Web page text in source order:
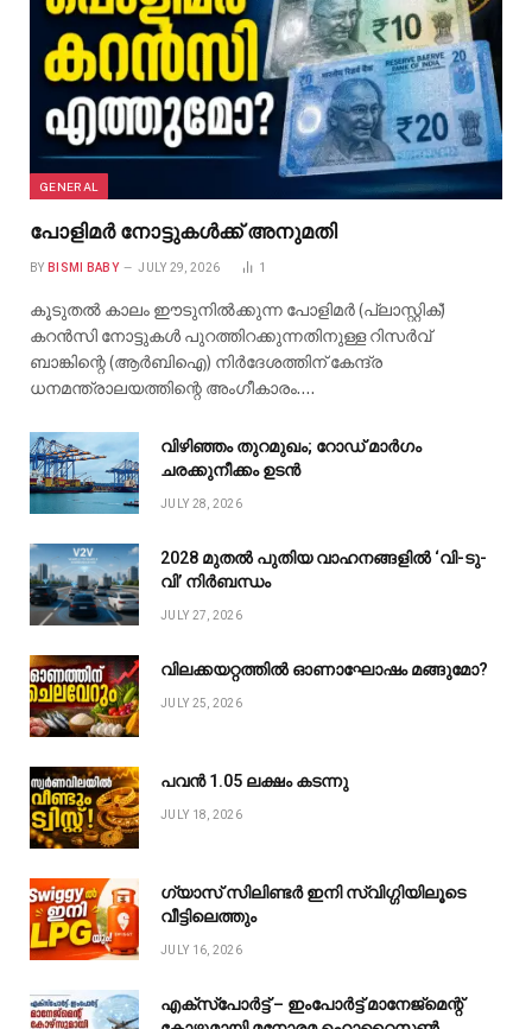
GENERAL
പോളിമർ നോട്ടുകൾക്ക് അനുമതി
BY BISMI BABY JULY 29, 2026 1
കൂടുതൽ കാലം ഈടുനിൽക്കുന്ന പോളിമർ (പ്ലാസ്റ്റിക്)
കറൻസി നോട്ടുകൾ പുറത്തിറക്കുന്നതിനുള്ള റിസർവ്
ബാങ്കിന്റെ (ആർബിഐ) നിർദേശത്തിന് കേന്ദ്ര
ധനമന്ത്രാലയത്തിന്റെ അംഗീകാരം.…
വിഴിഞ്ഞം തുറമുഖം; റോഡ് മാർഗം
ചരക്കുനീക്കം ഉടൻ
JULY 28, 2026
2028 മുതൽ പുതിയ വാഹനങ്ങളിൽ ‘വി-ടു-
വി’ നിർബന്ധം
JULY 27, 2026
വിലക്കയറ്റത്തിൽ ഓണാഘോഷം മങ്ങുമോ?
JULY 25, 2026
പവൻ ₹1.05 ലക്ഷം കടന്നു
JULY 18, 2026
ഗ്യാസ് സിലിണ്ടർ ഇനി സ്വിഗ്ഗിയിലൂടെ
വീട്ടിലെത്തും
JULY 16, 2026
എക്സ്പോർട്ട് – ഇംപോർട്ട് മാനേജ്മെന്റ്